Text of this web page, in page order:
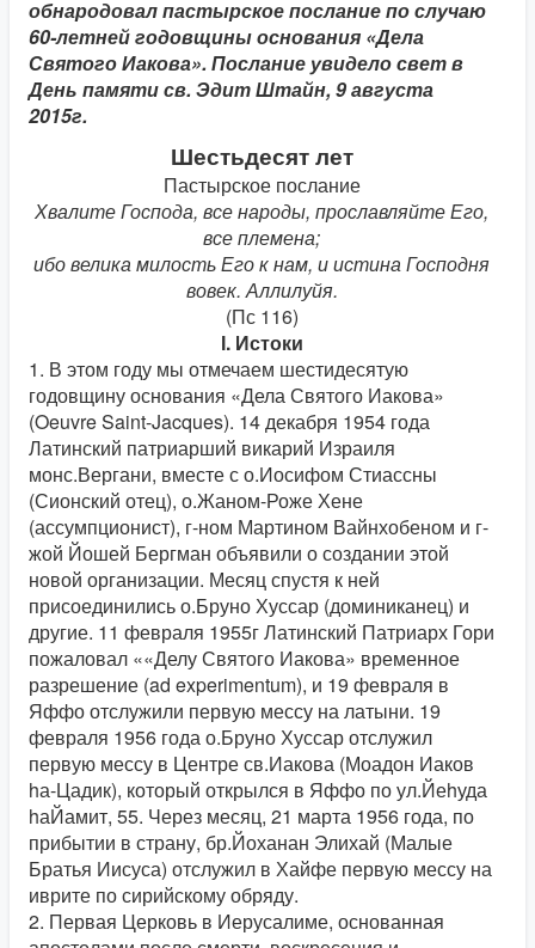
обнародовал пастырское послание по случаю
60-летней годовщины основания «Дела
Святого Иакова». Послание увидело свет в
День памяти св. Эдит Штайн, 9 августа
2015г.
Шестьдесят лет
Пастырское послание
Хвалите Господа, все народы, прославляйте Его,
все племена;
ибо велика милость Его к нам, и истина Господня
вовек. Аллилуйя.
(Пс 116)
І. Истоки
1. В этом году мы отмечаем шестидесятую
годовщину основания «Дела Святого Иакова»
(Oeuvre Saint-Jacques). 14 декабря 1954 года
Латинский патриарший викарий Израиля
монс.Вергани, вместе с о.Иосифом Стиассны
(Сионский отец), о.Жаном-Роже Хене
(ассумпционист), г-ном Мартином Вайнхобеном и г-
жой Йошей Бергман объявили о создании этой
новой организации. Месяц спустя к ней
присоединились о.Бруно Хуссар (доминиканец) и
другие. 11 февраля 1955г Латинский Патриарх Гори
пожаловал ««Делу Святого Иакова» временное
разрешение (ad experimentum), и 19 февраля в
Яффо отслужили первую мессу на латыни. 19
февраля 1956 года о.Бруно Хуссар отслужил
первую мессу в Центре св.Иакова (Моадон Иаков
hа-Цадик), который открылся в Яффо по ул.Йеhуда
hаЙамит, 55. Через месяц, 21 марта 1956 года, по
прибытии в страну, бр.Йоханан Элихай (Малые
Братья Иисуса) отслужил в Хайфе первую мессу на
иврите по сирийскому обряду.
2. Первая Церковь в Иерусалиме, основанная